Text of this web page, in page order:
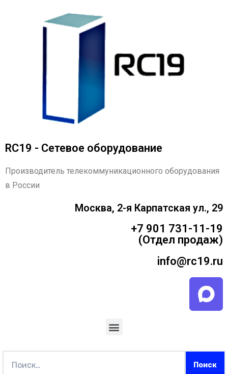
RC19 - Сетевое оборудование
Производитель телекоммуникационного оборудования
в России
Москва, 2-я Карпатская ул., 29
+7 901 731-11-19
(Отдел продаж)
info@rc19.ru